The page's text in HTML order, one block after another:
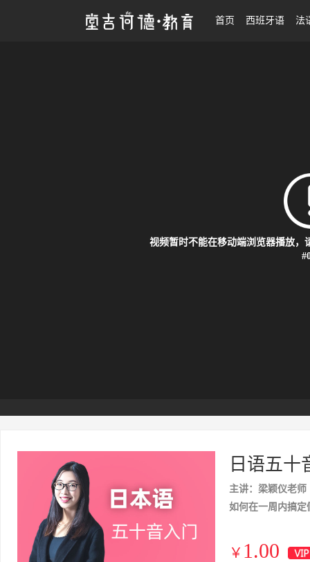
首页 西班牙语 法
日语五十音教程
视频暂时不能在移动端浏览器播放，
日语五十
主讲：梁颖仪老师
如何在一周内搞定
￥ 1.00